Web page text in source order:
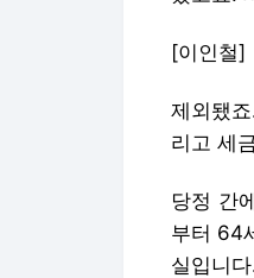
[이인철]
제외됐
리고 세
당정 간
부터 64
실입니